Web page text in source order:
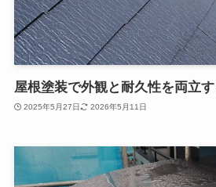
屋根塗装で外観と耐久性を両立
2025年5月27日 2026年5月11日